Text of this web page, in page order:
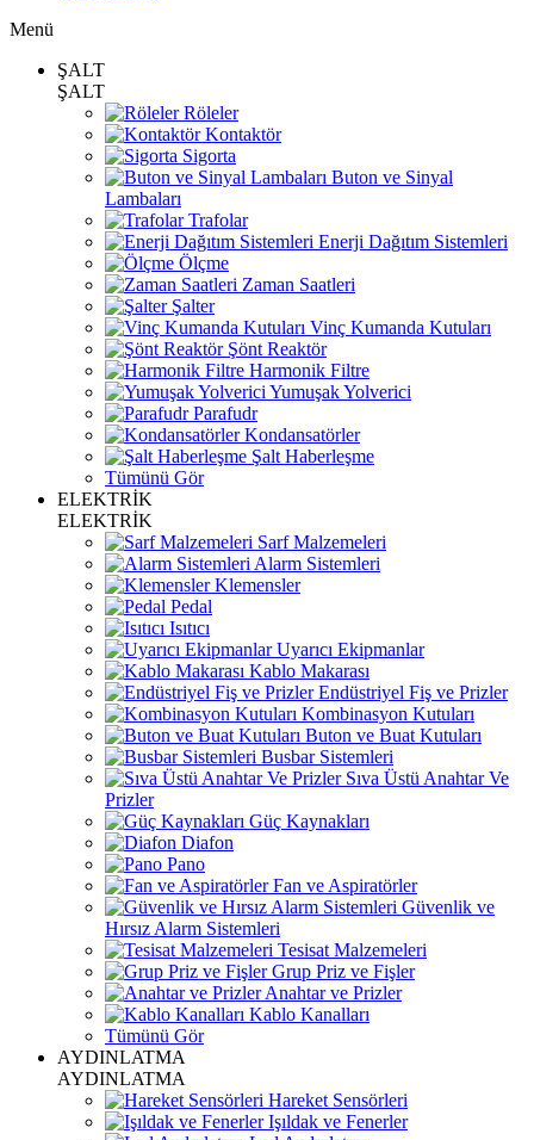
Menü
ŞALT
ŞALT
Röleler
Kontaktör
Sigorta
Buton ve Sinyal
Lambaları
Trafolar
Enerji Dağıtım Sistemleri
Ölçme
Zaman Saatleri
Şalter
Vinç Kumanda Kutuları
Şönt Reaktör
Harmonik Filtre
Yumuşak Yolverici
Parafudr
Kondansatörler
Şalt Haberleşme
Tümünü Gör
ELEKTRİK
ELEKTRİK
Sarf Malzemeleri
Alarm Sistemleri
Klemensler
Pedal
Isıtıcı
Uyarıcı Ekipmanlar
Kablo Makarası
Endüstriyel Fiş ve Prizler
Kombinasyon Kutuları
Buton ve Buat Kutuları
Busbar Sistemleri
Sıva Üstü Anahtar Ve
Prizler
Güç Kaynakları
Diafon
Pano
Fan ve Aspiratörler
Güvenlik ve
Hırsız Alarm Sistemleri
Tesisat Malzemeleri
Grup Priz ve Fişler
Anahtar ve Prizler
Kablo Kanalları
Tümünü Gör
AYDINLATMA
AYDINLATMA
Hareket Sensörleri
Işıldak ve Fenerler